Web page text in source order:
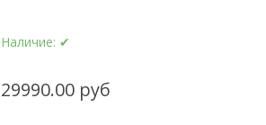
Наличие: ✔
29990.00 руб